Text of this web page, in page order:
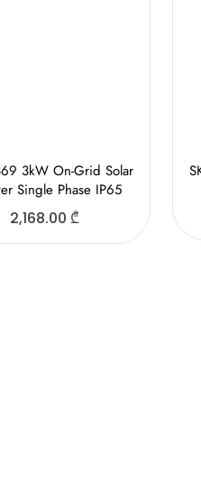
3kW On-Grid Solar
Single Phase IP65
2,168.00₾